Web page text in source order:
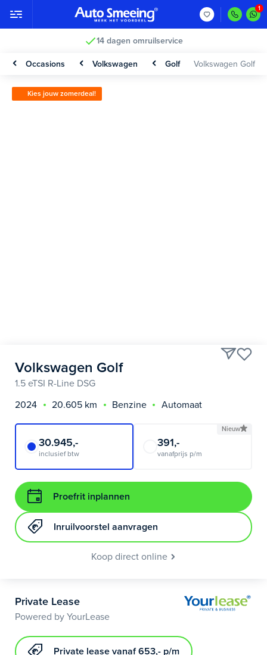
14 dagen omruilservice
Occasions Volkswagen Golf Volkswagen Golf
Kies jouw zomerdeal!
Volkswagen Golf
1.5 eTSI R-Line DSG
2024
20.605 km Benzine Automaat
30.945,-
inclusief btw
Nieuw
391,-
vanafprijs p/m
Proefrit inplannen
Inruilvoorstel aanvragen
Koop direct online
Private Lease
Powered by YourLease
Private lease vanaf 653,- p/m